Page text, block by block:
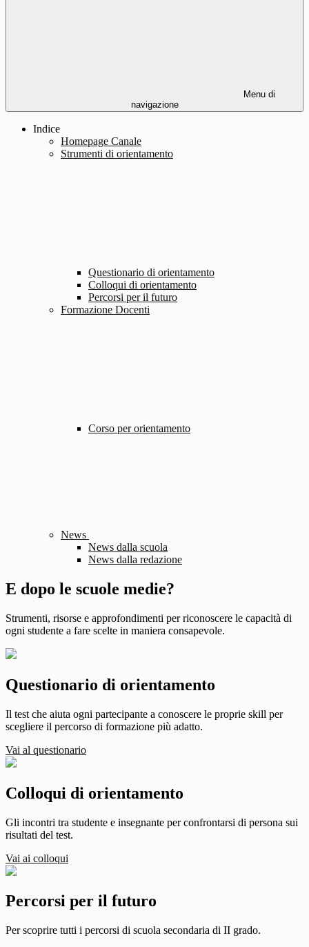
Menu di
navigazione
Indice
Homepage Canale
Strumenti di orientamento
Questionario di orientamento
Colloqui di orientamento
Percorsi per il futuro
Formazione Docenti
Corso per orientamento
News
News dalla scuola
News dalla redazione
E dopo le scuole medie?
Strumenti, risorse e approfondimenti per riconoscere le capacità di
ogni studente a fare scelte in maniera consapevole.
Questionario di orientamento
Il test che aiuta ogni partecipante a conoscere le proprie skill per
scegliere il percorso di formazione più adatto.
Vai al questionario
Colloqui di orientamento
Gli incontri tra studente e insegnante per confrontarsi di persona sui
risultati del test.
Vai ai colloqui
Percorsi per il futuro
Per scoprire tutti i percorsi di scuola secondaria di II grado.